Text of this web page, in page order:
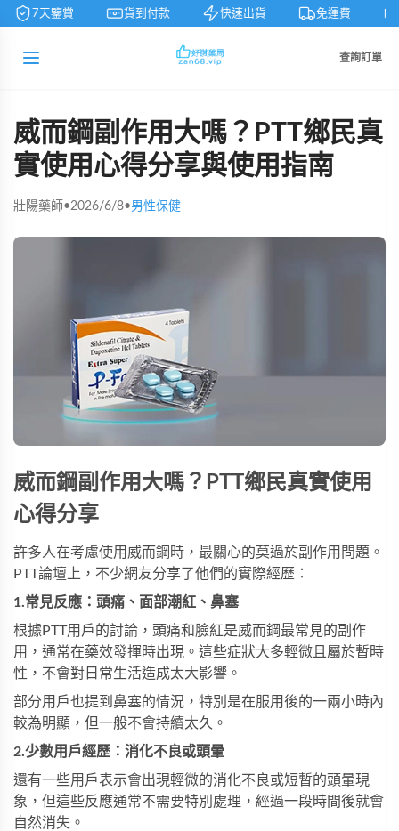
7天鑒賞 貨到付款 快速出貨 免運費
查詢訂單
威而鋼副作用大嗎？PTT鄉民真
實使用心得分享與使用指南
壯陽藥師•2026/6/8•男性保健
威而鋼副作用大嗎？PTT鄉民真實使用
心得分享
許多人在考慮使用威而鋼時，最關心的莫過於副作用問題。
PTT論壇上，不少網友分享了他們的實際經歷：
1.常見反應：頭痛、面部潮紅、鼻塞
根據PTT用戶的討論，頭痛和臉紅是威而鋼最常見的副作
用，通常在藥效發揮時出現。這些症狀大多輕微且屬於暫時
性，不會對日常生活造成太大影響。
部分用戶也提到鼻塞的情況，特別是在服用後的一兩小時內
較為明顯，但一般不會持續太久。
2.少數用戶經歷：消化不良或頭暈
還有一些用戶表示會出現輕微的消化不良或短暫的頭暈現
象，但這些反應通常不需要特別處理，經過一段時間後就會
自然消失。